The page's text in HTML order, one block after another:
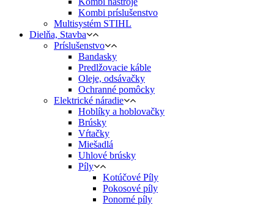
Kombi príslušenstvo
Multisystém STIHL
Dielňa, Stavba
Príslušenstvo
Bandasky
Predlžovacie káble
Oleje, odsávačky
Ochranné pomôcky
Elektrické náradie
Hoblíky a hoblovačky
Brúsky
Vŕtačky
Miešadlá
Uhlové brúsky
Píly
Kotúčové Píly
Pokosové píly
Ponorné píly